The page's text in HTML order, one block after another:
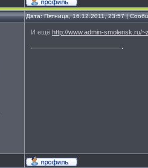
Дата: Пятница, 16.12.2011, 23:57 |
И ещё http://www.admin-smolensk.ru/